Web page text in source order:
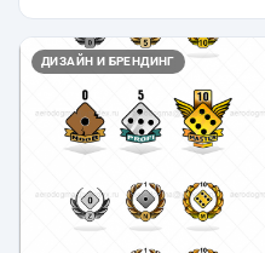
ДИЗАЙН И БРЕНДИНГ